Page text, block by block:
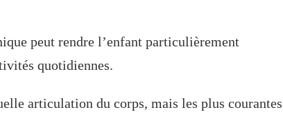
peut rendre l’enfant particulièrement
quotidiennes.
articulation du corps, mais les plus courantes